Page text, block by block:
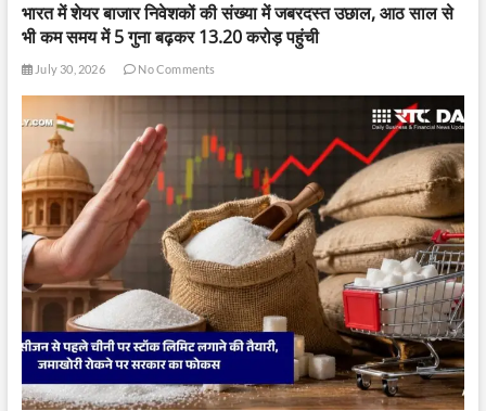
भारत में शेयर बाजार निवेशकों की संख्या में जबरदस्त उछाल, आठ साल से
भी कम समय में 5 गुना बढ़कर 13.20 करोड़ पहुंची
July 30, 2026 No Comments